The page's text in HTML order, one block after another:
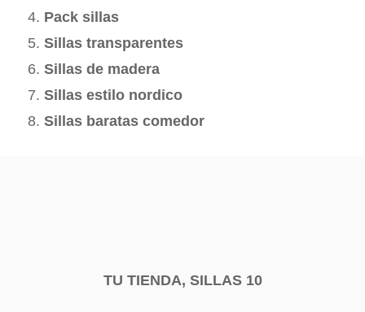
Pack sillas
Sillas transparentes
Sillas de madera
Sillas estilo nordico
Sillas baratas comedor
TU TIENDA, SILLAS 10